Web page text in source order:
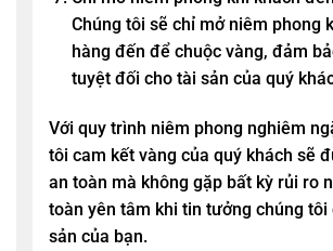
Chúng tôi sẽ chỉ mở niêm phong
hàng đến để chuộc vàng, đảm
tuyệt đối cho tài sản của quý
Với quy trình niêm phong nghiêm
tôi cam kết vàng của quý khách sẽ
an toàn mà không gặp bất kỳ rủi ro
toàn yên tâm khi tin tưởng chúng tôi
sản của bạn.